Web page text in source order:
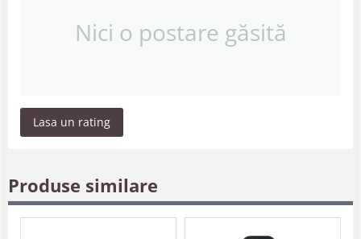
Nici o postare găsită
Lasa un rating
Produse similare